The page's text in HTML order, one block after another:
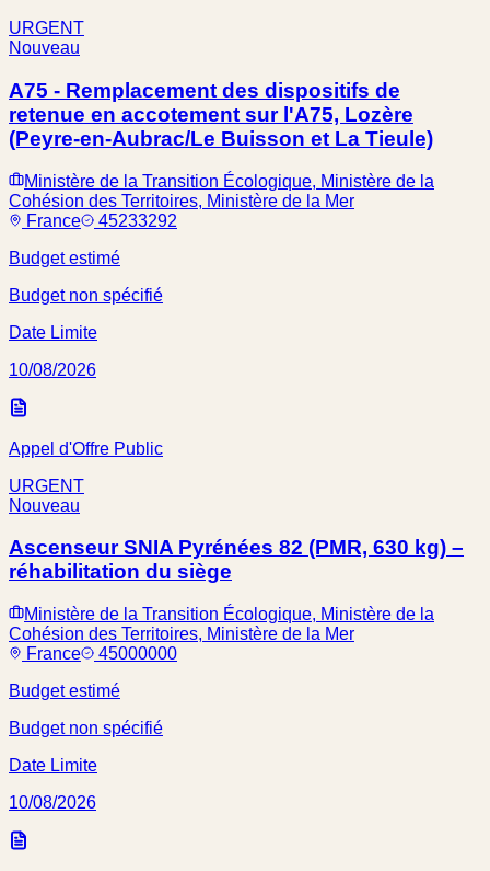
URGENT
Nouveau
A75 - Remplacement des dispositifs de
retenue en accotement sur l'A75, Lozère
(Peyre-en-Aubrac/Le Buisson et La Tieule)
Ministère de la Transition Écologique, Ministère de la
Cohésion des Territoires, Ministère de la Mer
France
45233292
Budget estimé
Budget non spécifié
Date Limite
10/08/2026
Appel d'Offre Public
URGENT
Nouveau
Ascenseur SNIA Pyrénées 82 (PMR, 630 kg) –
réhabilitation du siège
Ministère de la Transition Écologique, Ministère de la
Cohésion des Territoires, Ministère de la Mer
France
45000000
Budget estimé
Budget non spécifié
Date Limite
10/08/2026